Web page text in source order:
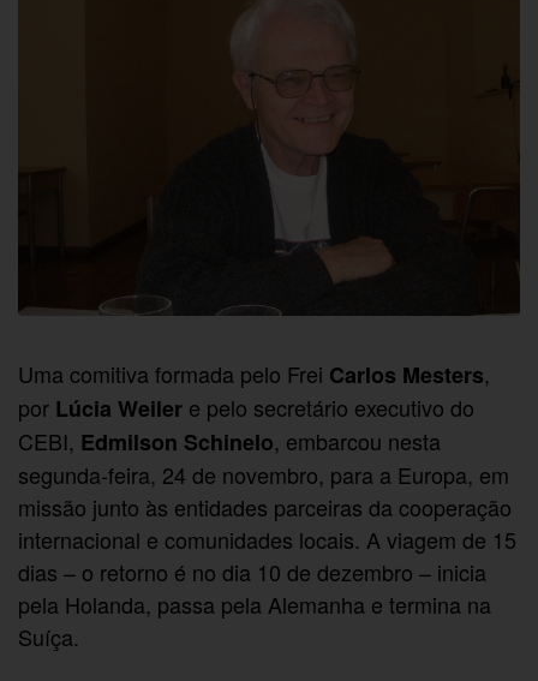
Uma comitiva formada pelo Frei Carlos Mesters,
por Lúcia Weiler e pelo secretário executivo do
CEBI, Edmilson Schinelo, embarcou nesta
segunda-feira, 24 de novembro, para a Europa, em
missão junto às entidades parceiras da cooperação
internacional e comunidades locais. A viagem de 15
dias – o retorno é no dia 10 de dezembro – inicia
pela Holanda, passa pela Alemanha e termina na
Suíça.